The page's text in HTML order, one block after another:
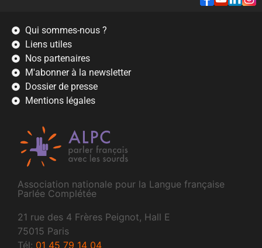
Association nationale pour la Langue française
Parlée Complétée
21 rue des 4 Frères Peignot, Hall E
75015 Paris
Tél: 01 45 79 14 04
Qui sommes-nous ?
Liens utiles
Nos partenaires
M'abonner à la newsletter
Dossier de presse
Mentions légales